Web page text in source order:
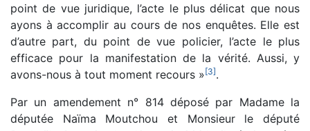
point de vue juridique, l’acte le plus délicat que nous
ayons à accomplir au cours de nos enquêtes. Elle est
d’autre part, du point de vue policier, l’acte le plus
efficace pour la manifestation de la vérité. Aussi, y
avons-nous à tout moment recours »[3].
Par un amendement n° 814 déposé par Madame la
députée Naïma Moutchou et Monsieur le député